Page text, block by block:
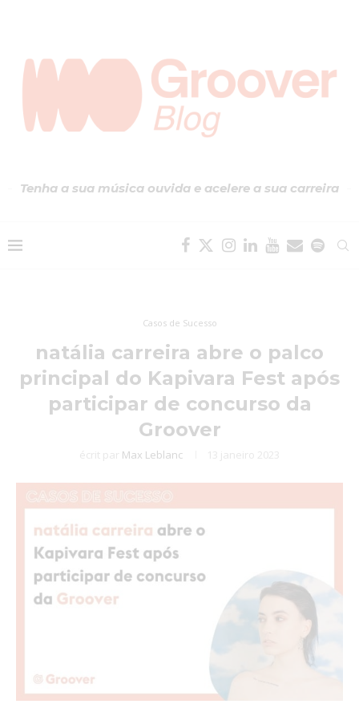
Tenha a sua música ouvida e acelere a sua carreira
Casos de Sucesso
natália carreira abre o palco
principal do Kapivara Fest após
participar de concurso da
Groover
écrit par Max Leblanc 13 janeiro 2023